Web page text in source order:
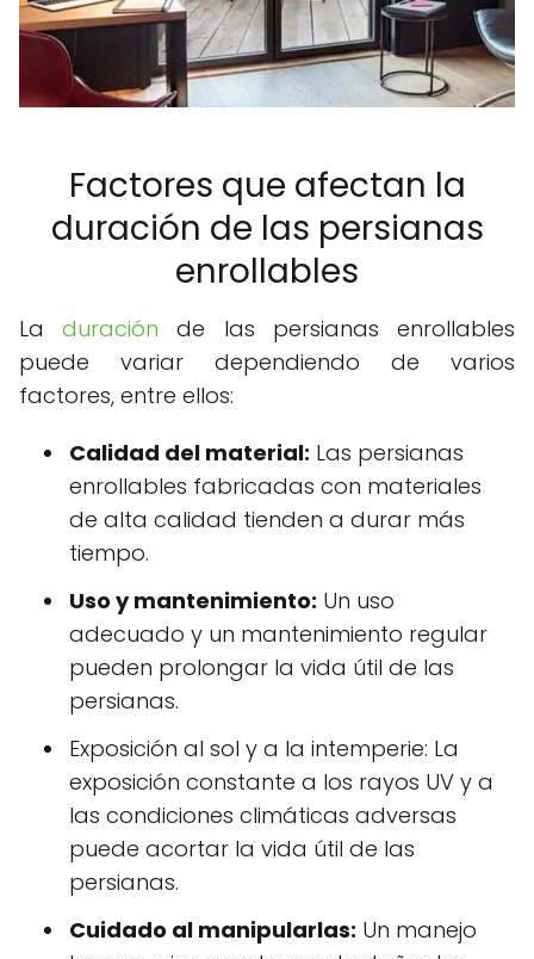
Factores que afectan la
duración de las persianas
enrollables
Laduración de las persianas enrollables
puede variar dependiendo de varios
factores, entre ellos:
Calidad del material: Las persianas
enrollables fabricadas con materiales
de alta calidad tienden a durar más
tiempo.
Uso y mantenimiento: Un uso
adecuado y un mantenimiento regular
pueden prolongar la vida útil de las
persianas.
Exposición al sol y a la intemperie: La
exposición constante a los rayos UV y a
las condiciones climáticas adversas
puede acortar la vida útil de las
persianas.
Cuidado al manipularlas: Un manejo